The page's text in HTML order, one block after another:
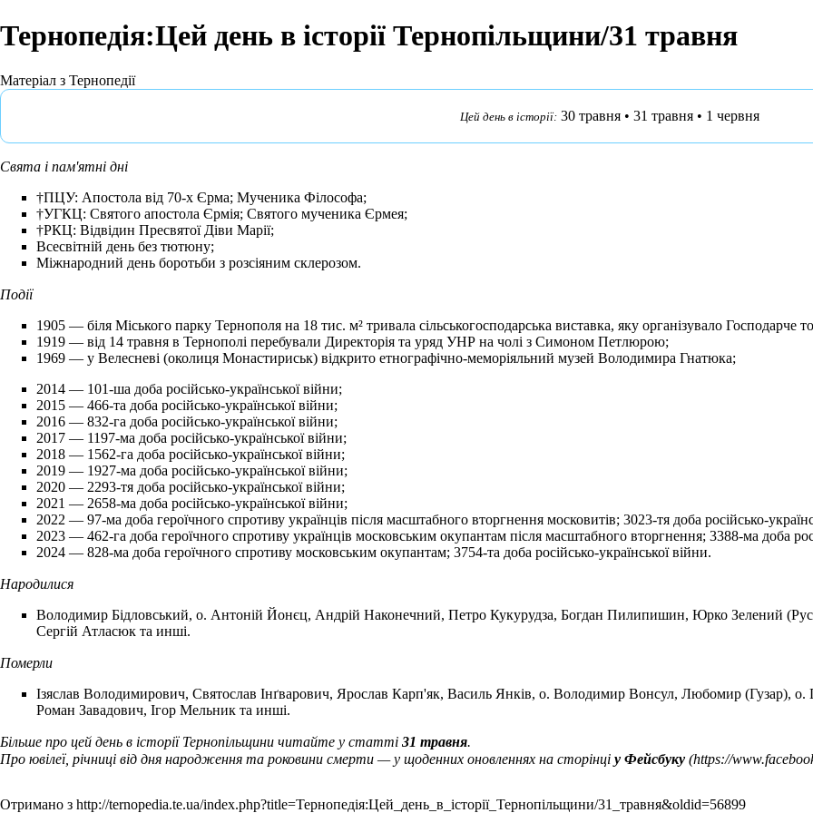
Тернопедія:Цей день в історії Тернопільщини/31 травня
Матеріал з Тернопедії
Цей день в історії: 30 травня • 31 травня • 1 червня
Свята і пам'ятні дні
†ПЦУ: Апостола від 70-х Єрма; Мученика Філософа;
†УГКЦ: Святого апостола Єрмія; Святого мученика Єрмея;
†РКЦ: Відвідин Пресвятої Діви Марії;
Всесвітній день без тютюну;
Міжнародний день боротьби з розсіяним склерозом.
Події
1905 — біля Міського парку Тернополя на 18 тис. м² тривала сільськогосподарська виставка, яку організувало Господарче
1919 — від 14 травня в Тернополі перебували Директорія та уряд УНР на чолі з Симоном Петлюрою;
1969 — у Велесневі (околиця Монастириськ) відкрито етнографічно-меморіяльний музей Володимира Гнатюка;
2014 — 101-ша доба російсько-української війни;
2015 — 466-та доба російсько-української війни;
2016 — 832-га доба російсько-української війни;
2017 — 1197-ма доба російсько-української війни;
2018 — 1562-га доба російсько-української війни;
2019 — 1927-ма доба російсько-української війни;
2020 — 2293-тя доба російсько-української війни;
2021 — 2658-ма доба російсько-української війни;
2022 — 97-ма доба героїчного спротиву українців після масштабного вторгнення московитів; 3023-тя доба російсько-
2023 — 462-га доба героїчного спротиву українців московським окупантам після масштабного вторгнення; 3388-ма доба
2024 — 828-ма доба героїчного спротиву московським окупантам; 3754-та доба російсько-української війни.
Народилися
Володимир Бідловський, о. Антоній Йонєц, Андрій Наконечний, Петро Кукурудза, Богдан Пилипишин, Юрко Зелений
Сергій Атласюк та инші.
Померли
Ізяслав Володимирович, Святослав Інґварович, Ярослав Карп'як, Василь Янків, о. Володимир Вонсул, Любомир (Гузар), о.
Роман Завадович, Ігор Мельник та инші.
Більше про цей день в історії Тернопільщини читайте у статті 31 травня.
Про ювілеї, річниці від дня народження та роковини смерти — у щоденних оновленнях на сторінці у Фейсбуку
Отримано з http://ternopedia.te.ua/index.php?title=Тернопедія:Цей_день_в_історії_Тернопільщини/31_травня&oldid=56899